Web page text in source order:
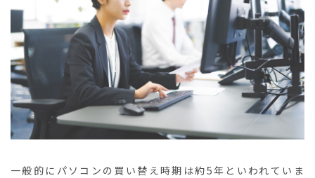
一般的にパソコンの買い替え時期は約5年といわれていま